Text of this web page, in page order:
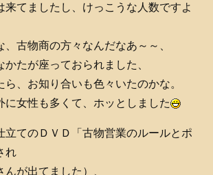
来てましたし、けっこうな人数ですよ
、古物商の方々なんだなあ～～、
たが座っておられました、
ら、お知り合いも色々いたのかな。
に女性も多くて、ホッとしました
立てのＤＶＤ「古物営業のルールとポ
れ
んが出てました）、